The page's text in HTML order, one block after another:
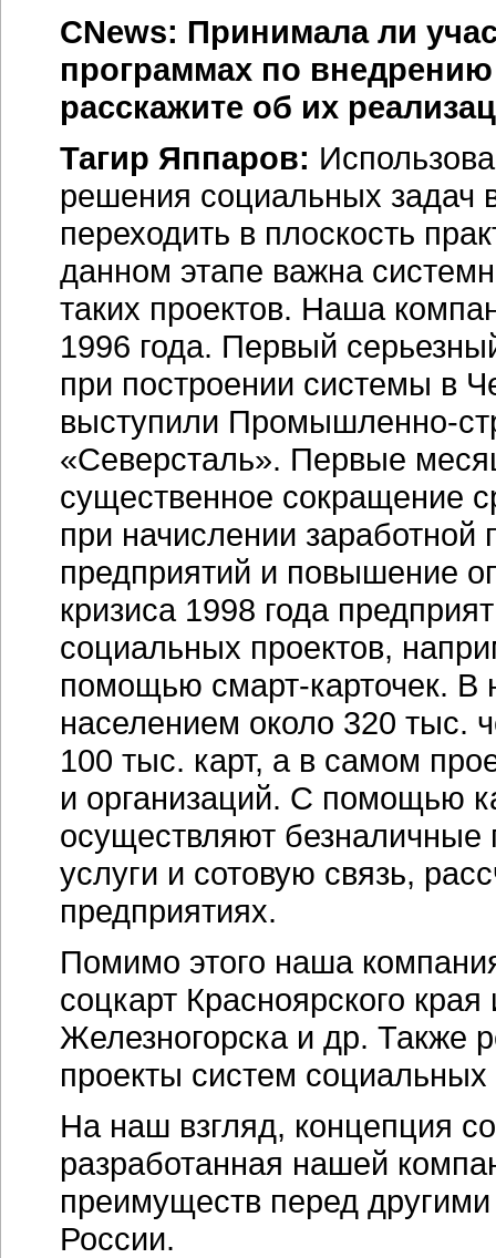
CNews: Принимала ли
программах по
расскажите об их
Тагир Яппаров:
решения социальных задач
переходить в плоскость
данном этапе важна
таких проектов. Наша
1996 года. Первый
при построении системы в
выступили Промышленно-
«Северсталь». Первые
существенное сокращение
при начислении
предприятий и повышение
кризиса 1998 года
социальных проектов,
помощью смарт-карточек. В
населением около 320 тыс.
100 тыс. карт, а в самом
и организаций. С помощью
осуществляют
услуги и сотовую связь,
предприятиях.
Помимо этого наша
соцкарт Красноярского
Железногорска и др. Также
проекты систем социальных
На наш взгляд, концепция
разработанная нашей
преимуществ перед
России.